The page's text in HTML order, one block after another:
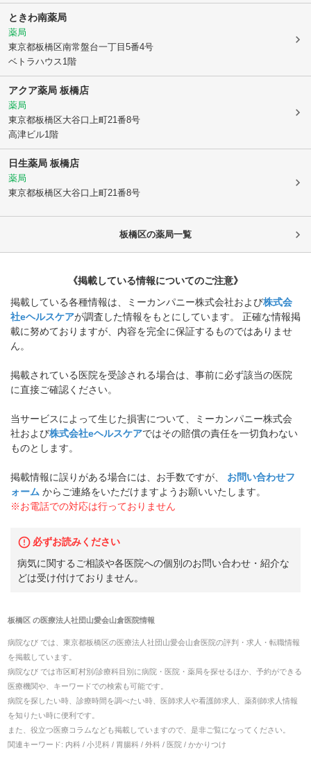
ときわ南薬局
薬局
東京都板橋区南常盤台一丁目5番4号
ベトラハウス1階
アクア薬局 板橋店
薬局
東京都板橋区大谷口上町21番8号
高津ビル1階
日生薬局 板橋店
薬局
東京都板橋区大谷口上町21番8号
板橋区の薬局一覧
《掲載している情報についてのご注意》
掲載している各種情報は、ミーカンパニー株式会社および株式会
社eヘルスケアが調査した情報をもとにしています。 正確な情報掲
載に努めておりますが、内容を完全に保証するものではありませ
ん。
掲載されている医院を受診される場合は、事前に必ず該当の医院
に直接ご確認ください。
当サービスによって生じた損害について、ミーカンパニー株式会
社および株式会社eヘルスケアではその賠償の責任を一切負わない
ものとします。
掲載情報に誤りがある場合には、お手数ですが、
お問い合わせフ
ォーム からご連絡をいただけますようお願いいたします。
※お電話での対応は行っておりません
必ずお読みください
病気に関するご相談や各医院への個別のお問い合わせ・紹介な
どは受け付けておりません。
板橋区 の医療法人社団山愛会山倉医院情報
病院なび では、 東京都板橋区の医療法人社団山愛会山倉医院の評判・求人・転職情報
を掲載しています。
病院なび では市区町村別/診療科目別に病院・医院・薬局を探せるほか、予約ができる
医療機関や、キーワードでの検索も可能です。
病院を探したい時、診療時間を調べたい時、医師求人や看護師求人、薬剤師求人情報
を知りたい時に便利です。
また、役立つ医療コラムなども掲載していますので、是非ご覧になってください。
関連キーワード: 内科 / 小児科 / 胃腸科 / 外科 / 医院 / かかりつけ